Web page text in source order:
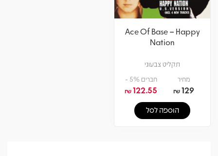
Ace Of Base – Happy
Nation
תקליט צבעוני
מחיר
129
₪
חברים 5% -
122.55
₪
הוספה לסל